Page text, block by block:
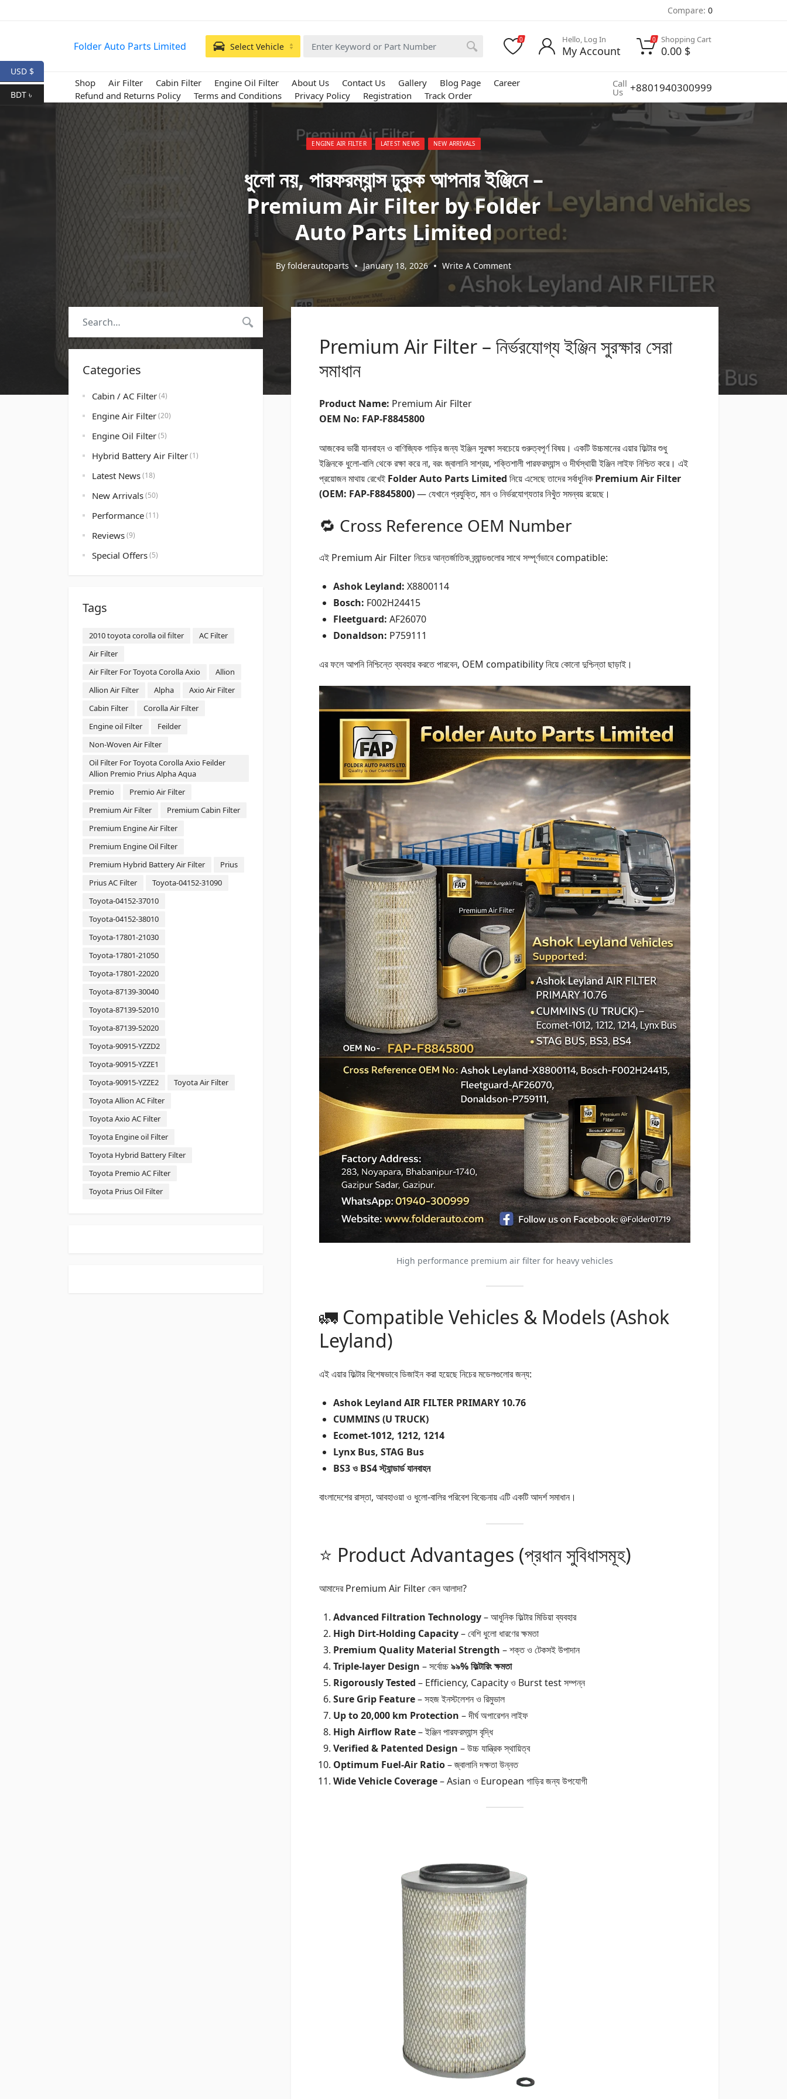
Compare: 0
Shop Air Filter Cabin Filter Engine Oil Filter About Us Contact Us Gallery Blog Page
Career
Refund and Returns Policy
Terms and Conditions Privacy Policy Registration Track Order
Call
Us +8801940300999
Folder Auto Parts Limited Select Vehicle
0 Hello, Log In
My Account
0 Shopping Cart
0.00 $
Posted in:
ENGINE AIR FILTER LATEST NEWS NEW ARRIVALS
ধুলো নয়, পারফরম্যান্স ঢুকুক আপনার ইঞ্জিনে –
Premium Air Filter by Folder
Auto Parts Limited
By folderautoparts January 18, 2026 Write A Comment
Categories
Cabin / AC Filter(4)
Engine Air Filter(20)
Engine Oil Filter(5)
Hybrid Battery Air Filter(1)
Latest News(18)
New Arrivals(50)
Performance(11)
Reviews(9)
Special Offers(5)
Tags
2010 toyota corolla oil filter
AC Filter
Air Filter
Air Filter For Toyota Corolla Axio
Allion
Allion Air Filter
Alpha
Axio Air Filter
Cabin Filter
Corolla Air Filter
Engine oil Filter
Feilder
Non-Woven Air Filter
Oil Filter For Toyota Corolla Axio Feilder
Allion Premio Prius Alpha Aqua
Premio
Premio Air Filter
Premium Air Filter
Premium Cabin Filter
Premium Engine Air Filter
Premium Engine Oil Filter
Premium Hybrid Battery Air Filter
Prius
Prius AC Filter
Toyota-04152-31090
Toyota-04152-37010
Toyota-04152-38010
Toyota-17801-21030
Toyota-17801-21050
Toyota-17801-22020
Toyota-87139-30040
Toyota-87139-52010
Toyota-87139-52020
Toyota-90915-YZZD2
Toyota-90915-YZZE1
Toyota-90915-YZZE2
Toyota Air Filter
Toyota Allion AC Filter
Toyota Axio AC Filter
Toyota Engine oil Filter
Toyota Hybrid Battery Filter
Toyota Premio AC Filter
Toyota Prius Oil Filter
Premium Air Filter – নির্ভরযোগ্য ইঞ্জিন সুরক্ষার সেরা
সমাধান
Product Name: Premium Air Filter
OEM No: FAP-F8845800
আজকের ভারী যানবাহন ও বাণিজ্যিক গাড়ির জন্য ইঞ্জিন সুরক্ষা সবচেয়ে গুরুত্বপূর্ণ বিষয়। একটি উচ্চমানের এয়ার ফিল্টার শুধু
ইঞ্জিনকে ধুলো-বালি থেকে রক্ষা করে না, বরং জ্বালানি সাশ্রয়, শক্তিশালী পারফরম্যান্স ও দীর্ঘস্থায়ী ইঞ্জিন লাইফ নিশ্চিত করে। এই
প্রয়োজন মাথায় রেখেই Folder Auto Parts Limited নিয়ে এসেছে তাদের সর্বাধুনিক Premium Air Filter
(OEM: FAP-F8845800)— যেখানে প্রযুক্তি, মান ও নির্ভরযোগ্যতার নিখুঁত সমন্বয় রয়েছে।
🔁 Cross Reference OEM Number
এই Premium Air Filter নিচের আন্তর্জাতিক ব্র্যান্ডগুলোর সাথে সম্পূর্ণভাবে compatible:
Ashok Leyland: X8800114
Bosch: F002H24415
Fleetguard: AF26070
Donaldson: P759111
এর ফলে আপনি নিশ্চিন্তে ব্যবহার করতে পারবেন, OEM compatibility নিয়ে কোনো দুশ্চিন্তা ছাড়াই।
High performance premium air filter for heavy vehicles
🚛 Compatible Vehicles & Models (Ashok
Leyland)
এই এয়ার ফিল্টার বিশেষভাবে ডিজাইন করা হয়েছে নিচের মডেলগুলোর জন্য:
Ashok Leyland AIR FILTER PRIMARY 10.76
CUMMINS (U TRUCK)
Ecomet-1012, 1212, 1214
Lynx Bus, STAG Bus
BS3 ও BS4 স্ট্যান্ডার্ড যানবাহন
বাংলাদেশের রাস্তা, আবহাওয়া ও ধুলো-বালির পরিবেশ বিবেচনায় এটি একটি আদর্শ সমাধান।
⭐ Product Advantages (প্রধান সুবিধাসমূহ)
আমাদের Premium Air Filter কেন আলাদা?
Advanced Filtration Technology– আধুনিক ফিল্টার মিডিয়া ব্যবহার
High Dirt-Holding Capacity– বেশি ধুলো ধারণের ক্ষমতা
Premium Quality Material Strength – শক্ত ও টেকসই উপাদান
Triple-layer Design – সর্বোচ্চ৯৯% ফিল্টারিং ক্ষমতা
Rigorously Tested – Efficiency, Capacity ও Burst test সম্পন্ন
Sure Grip Feature– সহজ ইনস্টলেশন ও রিমুভাল
Up to 20,000 km Protection – দীর্ঘ অপারেশন লাইফ
High Airflow Rate– ইঞ্জিন পারফরম্যান্স বৃদ্ধি
Verified & Patented Design – উচ্চ যান্ত্রিক স্থায়িত্ব
Optimum Fuel-Air Ratio– জ্বালানি দক্ষতা উন্নত
Wide Vehicle Coverage– Asian ও European গাড়ির জন্য উপযোগী
USD $
BDT ৳